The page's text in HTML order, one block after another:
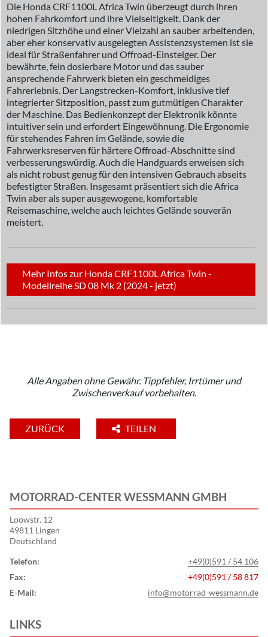
Die Honda CRF1100L Africa Twin überzeugt durch ihren
hohen Fahrkomfort und ihre Vielseitigkeit. Dank der
niedrigen Sitzhöhe und einer Vielzahl an sauber arbeitenden,
aber eher konservativ ausgelegten Assistenzsystemen ist sie
ideal für Straßenfahrer und Offroad-Einsteiger. Der
bewährte, fein dosierbare Motor und das sauber
ansprechende Fahrwerk bieten ein geschmeidiges
Fahrerlebnis. Der Langstrecken-Komfort, inklusive tief
integrierter Sitzposition, passt zum gutmütigen Charakter
der Maschine. Das Bedienkonzept der Elektronik könnte
intuitiver sein und erfordert Eingewöhnung. Die Ergonomie
für stehendes Fahren im Gelände, sowie die
Fahrwerksreserven für härtere Offroad-Abschnitte sind
verbesserungswürdig. Auch die Handguards erweisen sich
als nicht robust genug für den intensiven Gebrauch abseits
befestigter Straßen. Insgesamt präsentiert sich die Africa
Twin aber als super ausgewogene, komfortable
Reisemaschine, welche auch leichtes Gelände souverän
meistert.
Mehr Infos zur Honda CRF1100L Africa Twin -
Modellreihe SD 08 Mk 2 (2024 - jetzt)
Alle Angaben ohne Gewähr. Tippfehler, Irrtümer und
Zwischenverkauf vorbehalten.
ZURÜCK TEILEN
MOTORRAD-CENTER WESSMANN GMBH
Loowstr. 12
49811 Lingen
Deutschland
Telefon:
+49(0)591 / 54 106
Fax:
+49(0)591 / 58 817
E-Mail:
info@motorrad-wessmann.de
LINKS